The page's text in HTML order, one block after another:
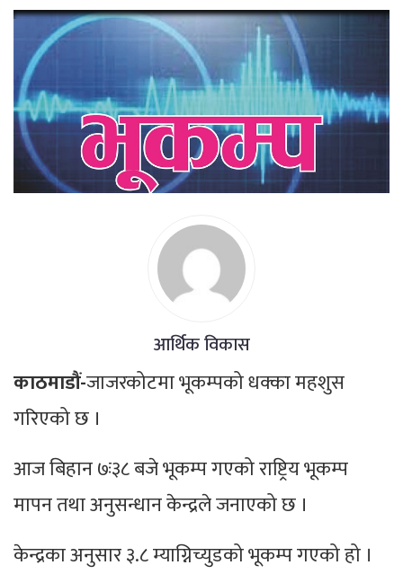
आर्थिक विकास
काठमाडौं-जाजरकोटमा भूकम्पको धक्का महशुस
गरिएको छ ।
आज बिहान ७ः३८ बजे भूकम्प गएको राष्ट्रिय भूकम्प
मापन तथा अनुसन्धान केन्द्रले जनाएको छ ।
केन्द्रका अनुसार ३.८ म्याग्निच्युडको भूकम्प गएको हो ।